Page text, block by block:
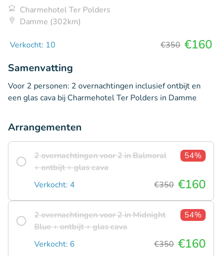
Charmehotel Ter Polders
Damme (302km)
Verkocht: 10 €350 €160
Samenvatting
Voor 2 personen: 2 overnachtingen inclusief ontbijt en
een glas cava bij Charmehotel Ter Polders in Damme
Arrangementen
2 overnachtingen voor 2 in Balmoral
+ ontbijt + glas cava
54%
Verkocht: 4 €350 €160
2 overnachtingen voor 2 in Midnight
Blue + ontbijt + glas cava
54%
Verkocht: 6 €350 €160